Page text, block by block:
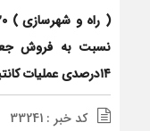
نسبت به فروش
۱۴درصدی عملیات کانتینری بنادر در سال ۱۴۰۰
کد خبر : 33241